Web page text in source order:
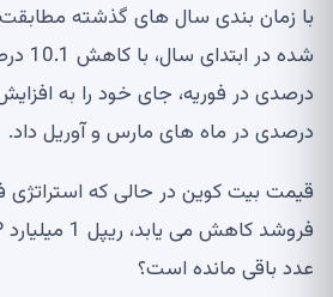
با زمان بندی سال های گذشته
درصدی در ماه های مارس و آوریل داد.
قیمت بیت کوین در حالی که
عدد باقی مانده است؟